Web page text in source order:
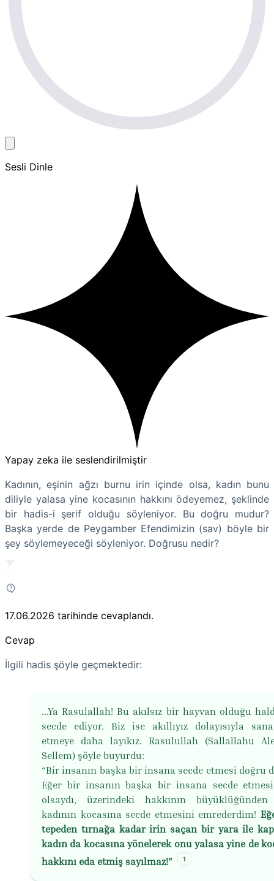
Sesli Dinle
Yapay zeka ile seslendirilmiştir
Kadının, eşinin ağzı burnu irin içinde olsa, kadın bunu
diliyle yalasa yine kocasının hakkını ödeyemez, şeklinde
bir hadis-i şerif olduğu söyleniyor. Bu doğru mudur?
Başka yerde de Peygamber Efendimizin (sav) böyle bir
şey söylemeyeceği söyleniyor. Doğrusu nedir?
17.06.2026 tarihinde cevaplandı.
Cevap
İlgili hadis şöyle geçmektedir:
...Ya Rasulallah! Bu akılsız bir hayvan olduğu
secde ediyor. Biz ise akıllıyız dolayısıyla
etmeye daha layıkız. Rasulullah (Sallallahu
Sellem) şöyle buyurdu:
“Bir insanın başka bir insana secde etmesi doğru
Eğer bir insanın başka bir insana secde
olsaydı, üzerindeki hakkının büyüklüğünden
kadının kocasına secde etmesini emrederdim!
tepeden tırnağa kadar irin saçan bir yara ile
kadın da kocasına yönelerek onu yalasa yine de
hakkını eda etmiş sayılmaz!”
1